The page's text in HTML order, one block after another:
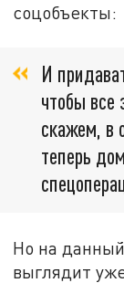
соцобъекты:
И
чтобы все
скажем, в
теперь
Но на
выглядит